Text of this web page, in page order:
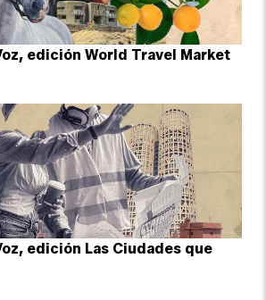
edición World Travel Market
edición Las Ciudades que